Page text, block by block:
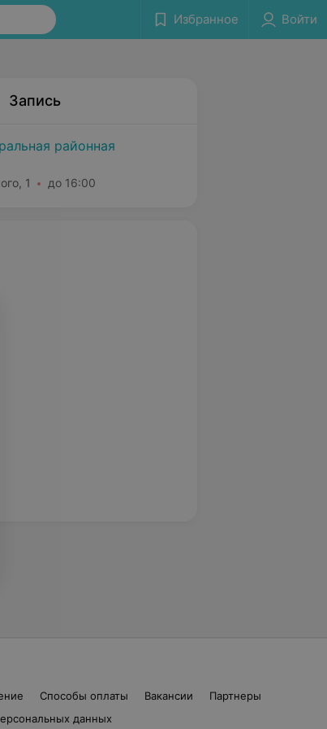
Избранное Войти
Запись
районная
1 до 16:00
Способы оплаты Вакансии
Партнеры
данных